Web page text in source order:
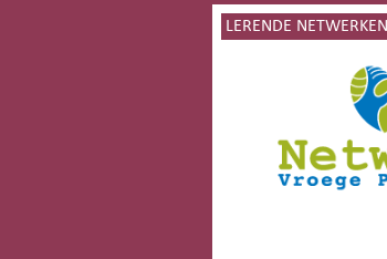
LERENDE NETWERKEN